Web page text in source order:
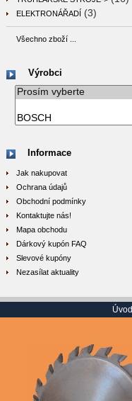
ELEKTRONÁŘADÍ (3)
Všechno zboží ...
Výrobci
Informace
Jak nakupovat
Ochrana údajů
Obchodní podmínky
Kontaktujte nás!
Mapa obchodu
Dárkový kupón FAQ
Slevové kupóny
Nezasílat aktuality
Úvod